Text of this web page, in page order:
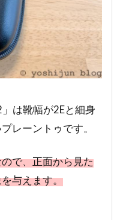
は靴幅が2Eと細身
レーントゥです。
で、正面から見た
与えます。